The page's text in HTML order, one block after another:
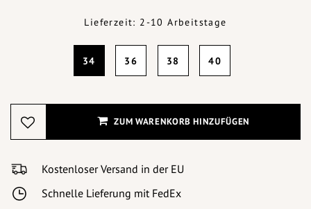
Lieferzeit: 2-10 Arbeitstage
34 36 38 40
ZUM WARENKORB HINZUFÜGEN
Kostenloser Versand in der EU
Schnelle Lieferung mit FedEx